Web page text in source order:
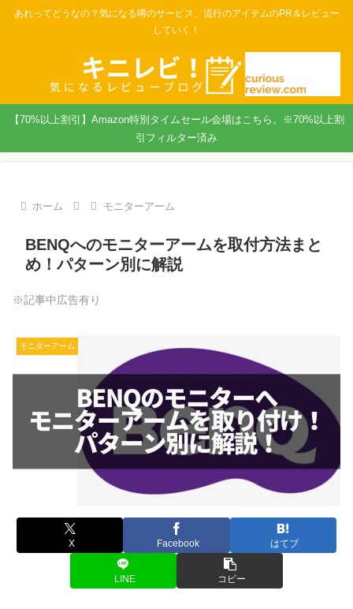
あれってどうなの？気になる噂のサービス、流行のアイテムのPR＆レビュー
していく！
【70%以上割引】Amazon特別タイムセール会場はこちら。※70%以上割
引フィルター済み
ホーム モニターアーム
BENQへのモニターアームを取付方法まと
め！パターン別に解説
※記事中広告有り
モニターアーム
X Facebook はてブ
LINE コピー